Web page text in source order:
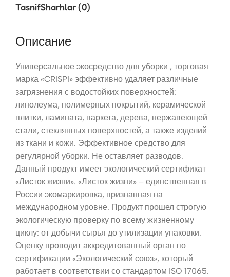
TasnifSharhlar (0)
Описание
Универсальное экосредство для уборки , торговая
марка «CRISPI» эффективно удаляет различные
загрязнения с водостойких поверхностей:
линолеума, полимерных покрытий, керамической
плитки, ламината, паркета, дерева, нержавеющей
стали, стеклянных поверхностей, а также изделий
из ткани и кожи. Эффективное средство для
регулярной уборки. Не оставляет разводов.
Данный продукт имеет экологический сертификат
«Листок жизни». «Листок жизни» – единственная в
России экомаркировка, признанная на
международном уровне. Продукт прошел строгую
экологическую проверку по всему жизненному
циклу: от добычи сырья до утилизации упаковки.
Оценку проводит аккредитованный орган по
сертификации «Экологический союз», который
работает в соответствии со стандартом ISO 17065.